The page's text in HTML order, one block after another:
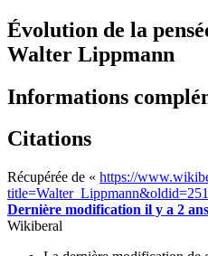
Évolution de la
Walter Lippmann
Informations
Citations
Récupérée de « https://
Dernière modification il y a 2 ans
Wikiberal